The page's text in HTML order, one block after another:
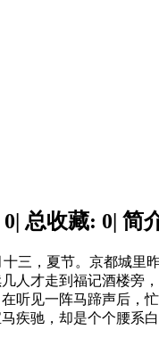
总收藏: 0| 简
三，夏节。京都城里
人才走到福记酒楼旁
听见一阵马蹄声后，
疾驰，却是个个腰系